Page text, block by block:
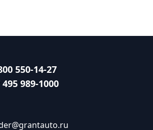
550-14-27
495 989-1000